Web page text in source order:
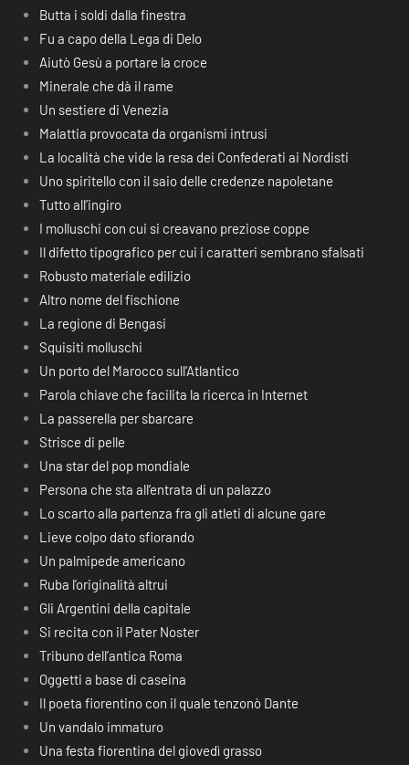
Butta i soldi dalla finestra
Fu a capo della Lega di Delo
Aiutò Gesù a portare la croce
Minerale che dà il rame
Un sestiere di Venezia
Malattia provocata da organismi intrusi
La località che vide la resa dei Confederati ai Nordisti
Uno spiritello con il saio delle credenze napoletane
Tutto all’ingiro
I molluschi con cui si creavano preziose coppe
Il difetto tipografico per cui i caratteri sembrano sfalsati
Robusto materiale edilizio
Altro nome del fischione
La regione di Bengasi
Squisiti molluschi
Un porto del Marocco sull’Atlantico
Parola chiave che facilita la ricerca in Internet
La passerella per sbarcare
Strisce di pelle
Una star del pop mondiale
Persona che sta all’entrata di un palazzo
Lo scarto alla partenza fra gli atleti di alcune gare
Lieve colpo dato sfiorando
Un palmipede americano
Ruba l’originalità altrui
Gli Argentini della capitale
Si recita con il Pater Noster
Tribuno dell’antica Roma
Oggetti a base di caseina
Il poeta fiorentino con il quale tenzonò Dante
Un vandalo immaturo
Una festa fiorentina del giovedì grasso